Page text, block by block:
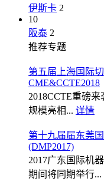
伊斯卡 2
10
阪泰 2
推荐专题
第五届上海国际
CME&CCTE2018
2018CCTE重磅
规模亮相... 详情
第十九届届东莞
(DMP2017)
2017广东国际机
期间将同期举行...